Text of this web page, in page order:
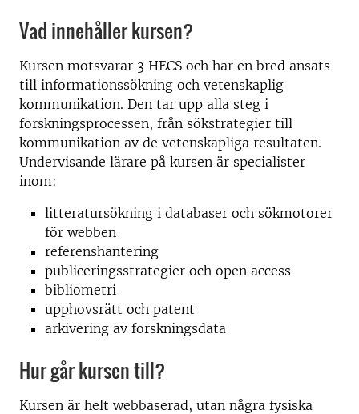
Vad innehåller kursen?
Kursen motsvarar 3 HECS och har en bred ansats
till informationssökning och vetenskaplig
kommunikation. Den tar upp alla steg i
forskningsprocessen, från sökstrategier till
kommunikation av de vetenskapliga resultaten.
Undervisande lärare på kursen är specialister
inom:
litteratursökning i databaser och sökmotorer
för webben
referenshantering
publiceringsstrategier och open access
bibliometri
upphovsrätt och patent
arkivering av forskningsdata
Hur går kursen till?
Kursen är helt webbaserad, utan några fysiska